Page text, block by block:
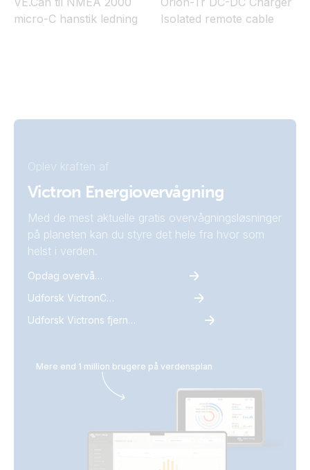
micro-C hanstik ledning
Isolated remote cable
Oplev kraften af
Victron Energiovervågning
Med de mest aktuelle gratis overvågningsløsninger
på planeten kan du styre det hele fra hvor som
helst i verden.
Opdag overvågning
Udforsk VictronConnect
Udforsk Victrons fjernovervågning
Mere end 1 million brugere på verdensplan